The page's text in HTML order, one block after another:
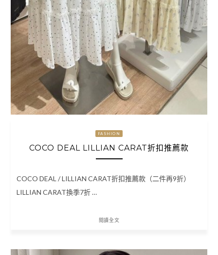
FASHION
COCO DEAL LILLIAN CARAT折扣推薦款
COCO DEAL / LILLIAN CARAT折扣推薦款（二件再9折）
LILLIAN CARAT換季7折 …
閱讀全文